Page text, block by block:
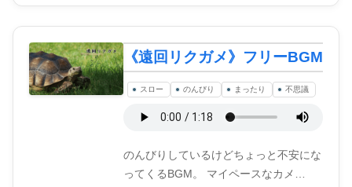
《遠回リクガメ》フリーBGM
スロー のんびり まったり 不思議
のんびりしているけどちょっと不安にな
ってくるBGM。 マイペースなカメ…